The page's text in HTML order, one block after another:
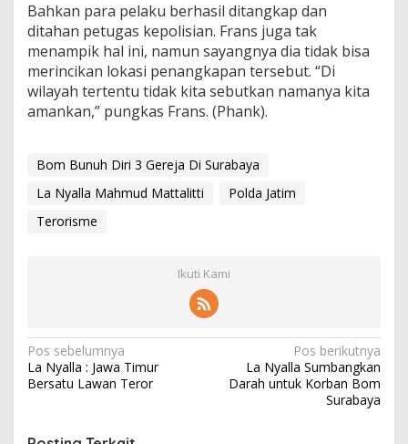
Bahkan para pelaku berhasil ditangkap dan
ditahan petugas kepolisian. Frans juga tak
menampik hal ini, namun sayangnya dia tidak bisa
merincikan lokasi penangkapan tersebut. “Di
wilayah tertentu tidak kita sebutkan namanya kita
amankan,” pungkas Frans. (Phank).
Bom Bunuh Diri 3 Gereja Di Surabaya
La Nyalla Mahmud Mattalitti
Polda Jatim
Terorisme
Ikuti Kami
N
a
i
Pos sebelumnya
La Nyalla : Jawa Timur
Bersatu Lawan Teror
Pos berikutnya
La Nyalla Sumbangkan
Darah untuk Korban Bom
Surabaya